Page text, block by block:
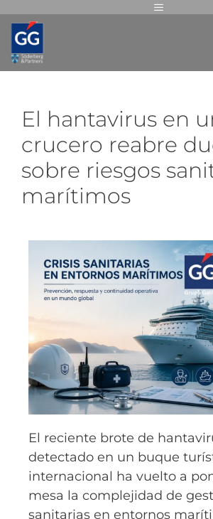
El hantavirus en
crucero reabre
sobre riesgos
marítimos
El reciente brote de
detectado en un buque
internacional ha vuelto a
mesa la complejidad de
sanitarias en entornos